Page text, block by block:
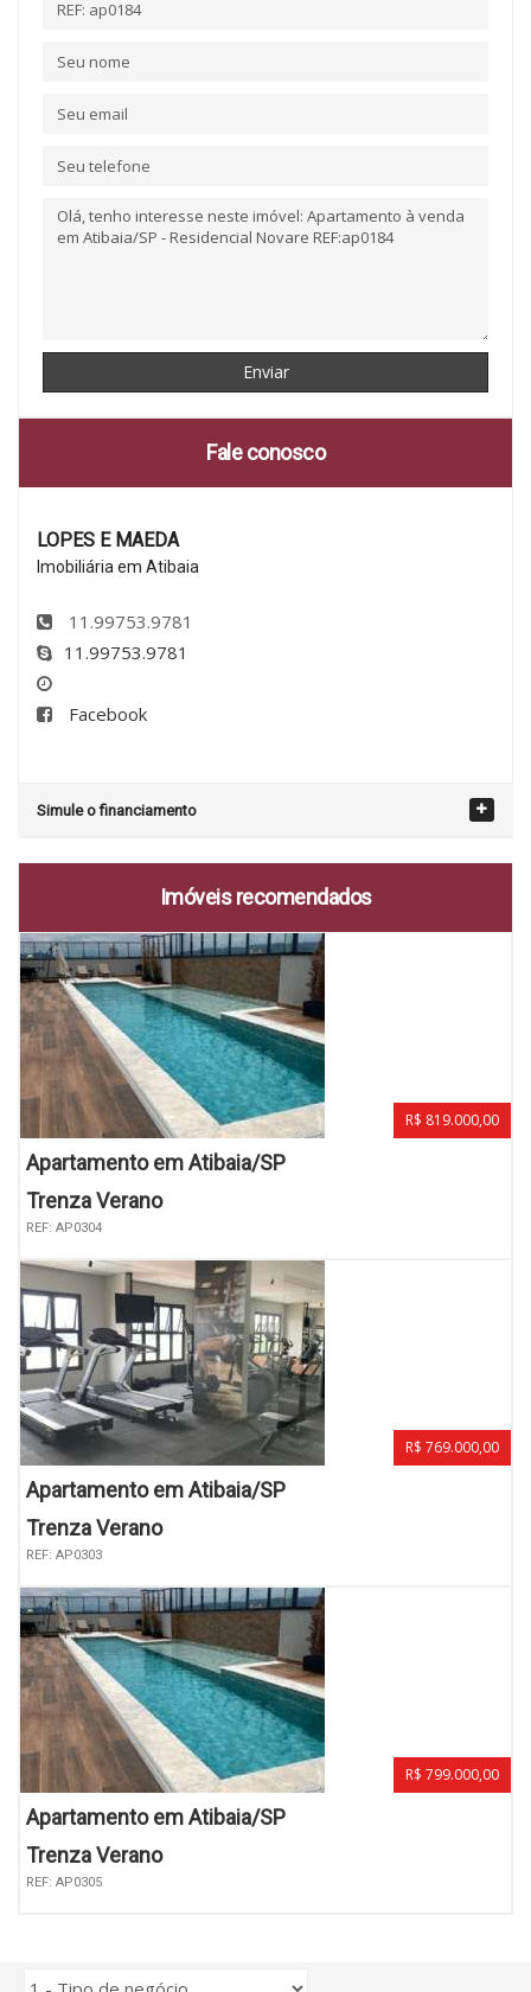
Fale conosco
LOPES E MAEDA
Imobiliária em Atibaia
11.99753.9781
11.99753.9781
Facebook
Simule o financiamento
Imóveis recomendados
R$ 819.000,00
Apartamento em Atibaia/SP
Trenza Verano
REF: AP0304
R$ 769.000,00
Apartamento em Atibaia/SP
Trenza Verano
REF: AP0303
R$ 799.000,00
Apartamento em Atibaia/SP
Trenza Verano
REF: AP0305